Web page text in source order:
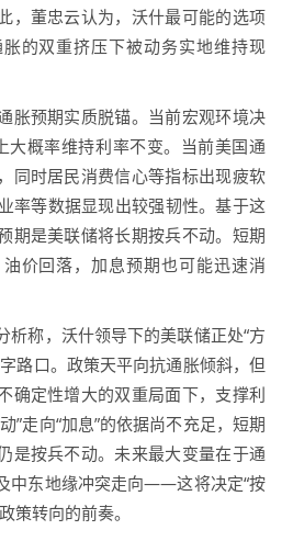
，董忠云认为，沃什最可能的选项
的双重挤压下被动务实地维持现
预期实质脱锚。当前宏观环境决
大概率维持利率不变。当前美国通
同时居民消费信心等指标出现疲软
率等数据显现出较强韧性。基于这
期是美联储将长期按兵不动。短期
价回落，加息预期也可能迅速消
称，沃什领导下的美联储正处“方
路口。政策天平向抗通胀倾斜，但
确定性增大的双重局面下，支撑利
”走向“加息”的依据尚不充足，短期
是按兵不动。未来最大变量在于通
中东地缘冲突走向——这将决定“按
策转向的前奏。